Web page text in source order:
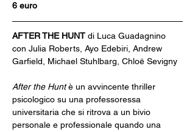
6 euro
AFTER THE HUNT di Luca Guadagnino
con Julia Roberts, Ayo Edebiri, Andrew
Garfield, Michael Stuhlbarg, Chloë Sevigny
After the Hunt è un avvincente thriller
psicologico su una professoressa
universitaria che si ritrova a un bivio
personale e professionale quando una